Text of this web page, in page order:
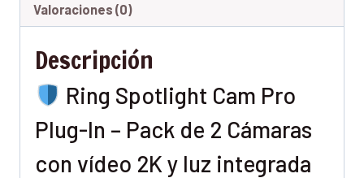
Valoraciones (0)
Descripción
Ring Spotlight Cam Pro
Plug-In – Pack de 2 Cámaras
con vídeo 2K y luz integrada